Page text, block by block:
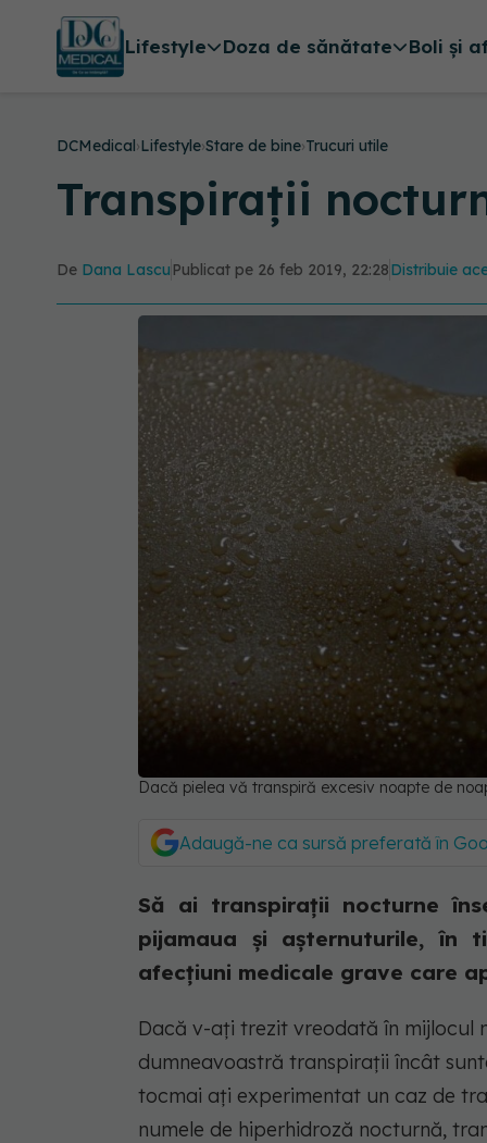
Lifestyle Doza de sănătate Boli și
DCMedical›Lifestyle›Stare de bine›Trucuri utile
Transpirații
De Dana Lascu Publicat pe 26 feb 2019, 22:28Distribuie
Dacă pielea vă transpiră excesiv noapte de
Adaugă-ne ca sursă preferată în
Să ai transpirații nocturne
pijamaua și așternuturile, în
afecțiuni medicale grave care
Dacă v-ați trezit vreodată în mijlocul
dumneavoastră transpirații încât
tocmai ați experimentat un caz de
numele de hiperhidroză nocturnă,